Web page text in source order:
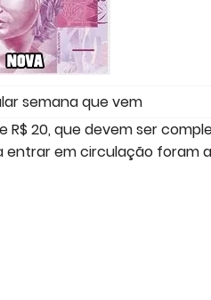
semana que vem
R$ 20, que devem ser
em circulação foram